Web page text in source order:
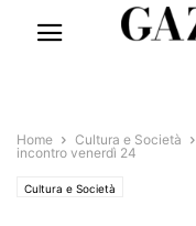
Home Cultura e Società
incontro venerdì 24
Cultura e Società